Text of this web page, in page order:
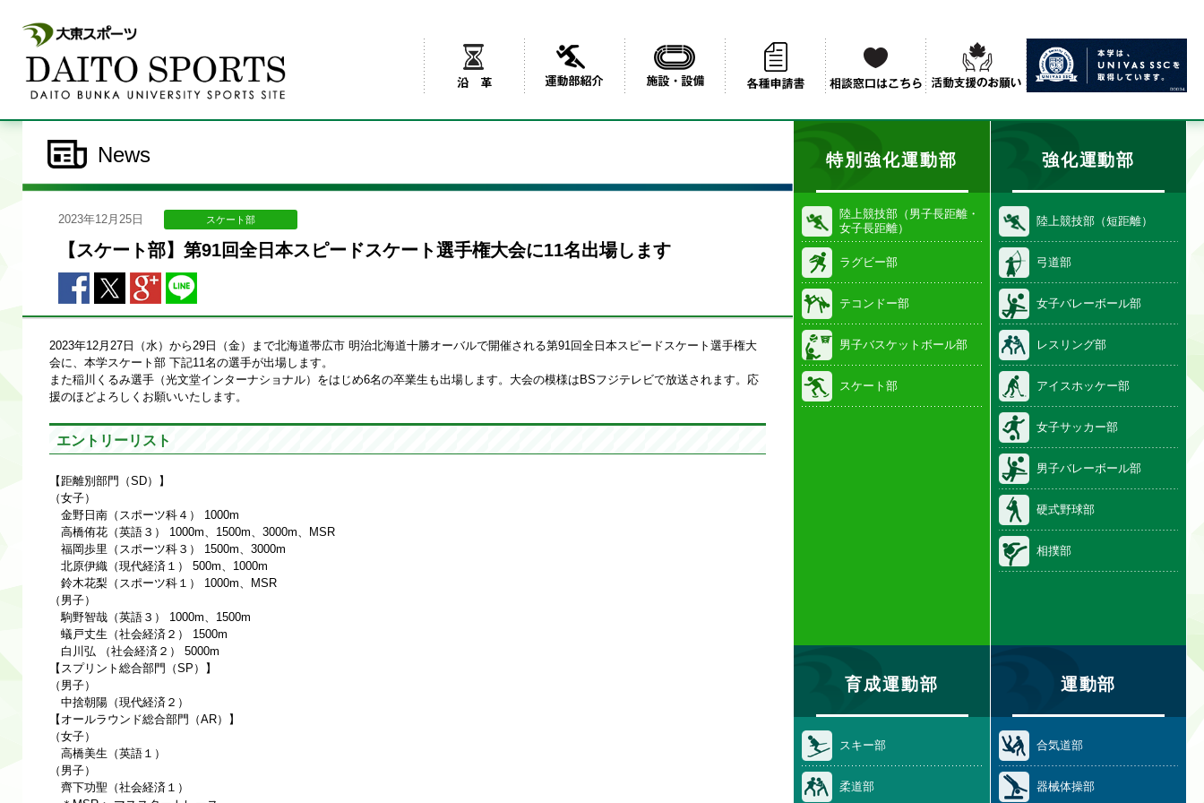
特別強化運動部
陸上競技部（男子長距離・
女子長距離）
ラグビー部
テコンドー部
男子バスケットボール部
スケート部
強化運動部
陸上競技部（短距離）
弓道部
女子バレーボール部
レスリング部
アイスホッケー部
女子サッカー部
男子バレーボール部
硬式野球部
相撲部
育成運動部
スキー部
柔道部
運動部
合気道部
器械体操部
News
2023年12月25日 スケート部
【スケート部】第91回全日本スピードスケート選手権大会に11名出場します
2023年12月27日（水）から29日（金）まで北海道帯広市 明治北海道十勝オーバルで開催される第91回全日本スピードスケート選手権大
会に、本学スケート部 下記11名の選手が出場します。
また稲川くるみ選手（光文堂インターナショナル）をはじめ6名の卒業生も出場します。大会の模様はBSフジテレビで放送されます。応
援のほどよろしくお願いいたします。
エントリーリスト
【距離別部門（SD）】
（女子）
金野日南（スポーツ科４） 1000m
高橋侑花（英語３） 1000m、1500m、3000m、MSR
福岡歩里（スポーツ科３） 1500m、3000m
北原伊織（現代経済１） 500m、1000m
鈴木花梨（スポーツ科１） 1000m、MSR
（男子）
駒野智哉（英語３） 1000m、1500m
蟻戸丈生（社会経済２） 1500m
白川弘 （社会経済２） 5000m
【スプリント総合部門（SP）】
（男子）
中捨朝陽（現代経済２）
【オールラウンド総合部門（AR）】
（女子）
高橋美生（英語１）
（男子）
齊下功聖（社会経済１）